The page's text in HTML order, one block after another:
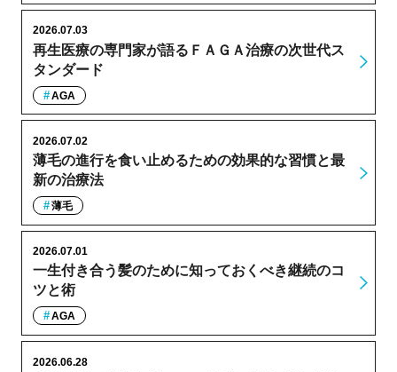
再生医療の専門家が語るＦＡＧＡ治療の次世代ス
タンダード
2026.07.03
AGA
薄毛の進行を食い止めるための効果的な習慣と最
新の治療法
2026.07.02
薄毛
一生付き合う髪のために知っておくべき継続のコ
ツと術
2026.07.01
AGA
2026.06.28